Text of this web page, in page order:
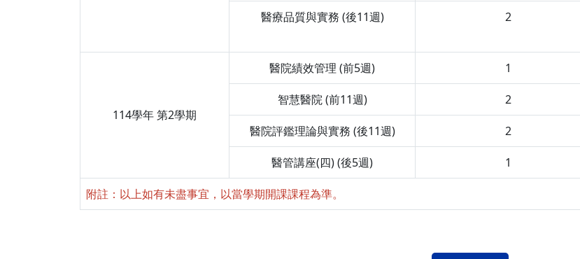
醫療品質與實務 (後11週) 2
114學年 第2學期
醫院績效管理 (前5週) 1
智慧醫院 (前11週) 2
醫院評鑑理論與實務 (後11週) 2
醫管講座(四) (後5週) 1
附註：以上如有未盡事宜，以當學期開課課程為準。